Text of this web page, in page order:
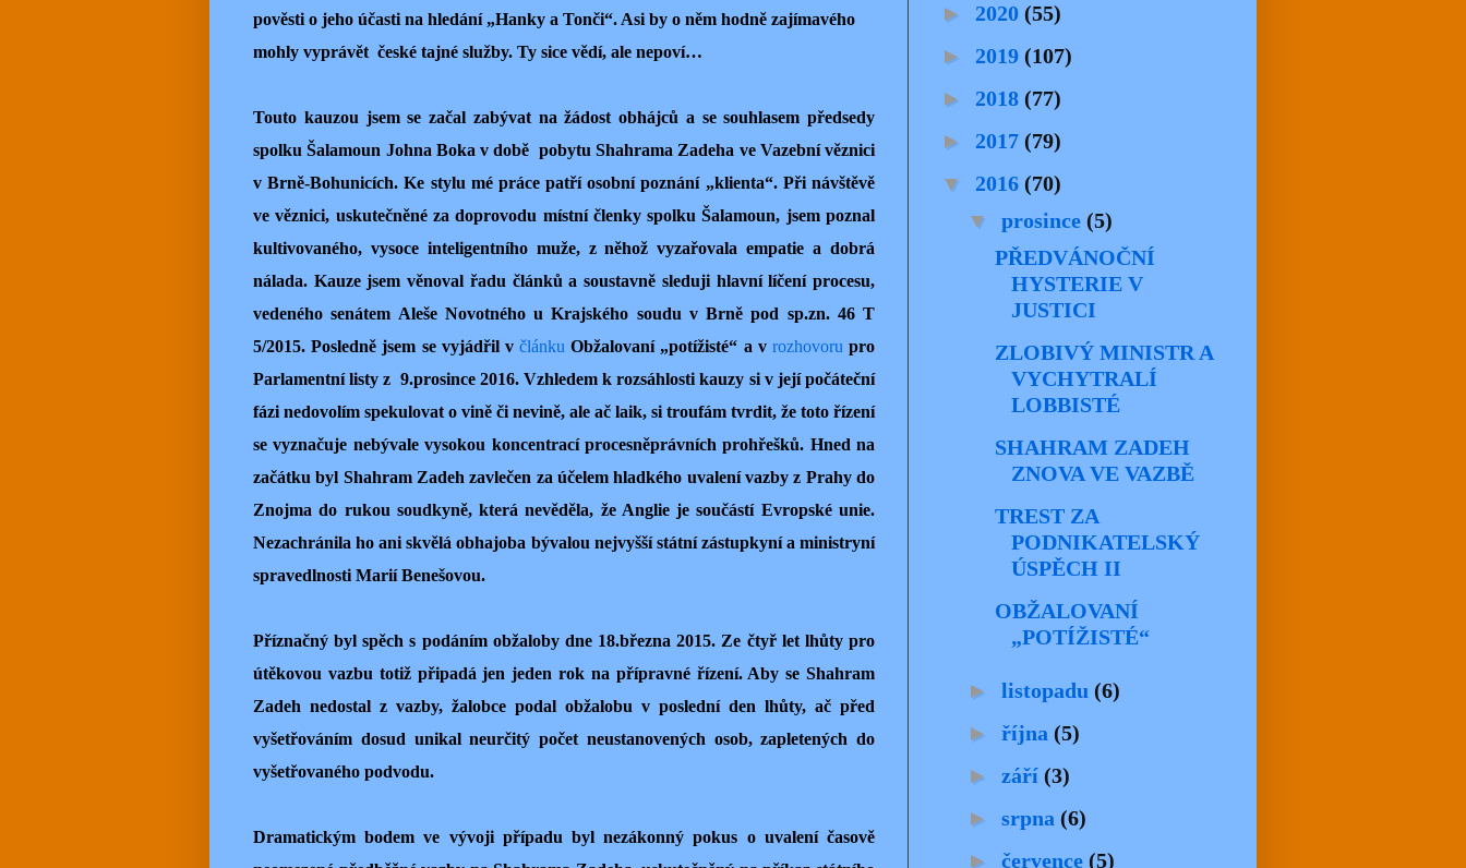
pověsti o jeho účasti na hledání „Hanky a Tonči“. Asi by o něm hodně zajímavého
mohly vyprávět české tajné služby. Ty sice vědí, ale nepoví…
Touto kauzou jsem se začal zabývat na žádost obhájců a se souhlasem předsedy
spolku Šalamoun Johna Boka v době pobytu Shahrama Zadeha ve Vazební věznici
v Brně-Bohunicích. Ke stylu mé práce patří osobní poznání „klienta“. Při návštěvě
ve věznici, uskutečněné za doprovodu místní členky spolku Šalamoun, jsem poznal
kultivovaného, vysoce inteligentního muže, z něhož vyzařovala empatie a dobrá
nálada. Kauze jsem věnoval řadu článků a soustavně sleduji hlavní líčení procesu,
vedeného senátem Aleše Novotného u Krajského soudu v Brně pod sp.zn. 46 T
5/2015. Posledně jsem se vyjádřil v článku Obžalovaní „potížisté“ a v rozhovoru pro
Parlamentní listy z 9.prosince 2016. Vzhledem k rozsáhlosti kauzy si v její počáteční
fázi nedovolím spekulovat o vině či nevině, ale ač laik, si troufám tvrdit, že toto řízení
se vyznačuje nebývale vysokou koncentrací procesněprávních prohřešků. Hned na
začátku byl Shahram Zadeh zavlečen za účelem hladkého uvalení vazby z Prahy do
Znojma do rukou soudkyně, která nevěděla, že Anglie je součástí Evropské unie.
Nezachránila ho ani skvělá obhajoba bývalou nejvyšší státní zástupkyní a ministryní
spravedlnosti Marií Benešovou.
Příznačný byl spěch s podáním obžaloby dne 18.března 2015. Ze čtyř let lhůty pro
útěkovou vazbu totiž připadá jen jeden rok na přípravné řízení. Aby se Shahram
Zadeh nedostal z vazby, žalobce podal obžalobu v poslední den lhůty, ač před
vyšetřováním dosud unikal neurčitý počet neustanovených osob, zapletených do
vyšetřovaného podvodu.
Dramatickým bodem ve vývoji případu byl nezákonný pokus o uvalení časově
► 2020 (55)
► 2019 (107)
► 2018 (77)
► 2017 (79)
▼ 2016 (70)
▼ prosince (5)
PŘEDVÁNOČNÍ
HYSTERIE V
JUSTICI
ZLOBIVÝ MINISTR A
VYCHYTRALÍ
LOBBISTÉ
SHAHRAM ZADEH
ZNOVA VE VAZBĚ
TREST ZA
PODNIKATELSKÝ
ÚSPĚCH II
OBŽALOVANÍ
„POTÍŽISTÉ“
► listopadu (6)
► října (5)
► září (3)
► srpna (6)
► července (5)